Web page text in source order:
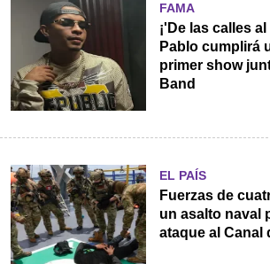
FAMA
¡'De las calles
Pablo cumplirá
primer show
Band
EL PAÍS
Fuerzas de
un asalto naval
ataque al Canal